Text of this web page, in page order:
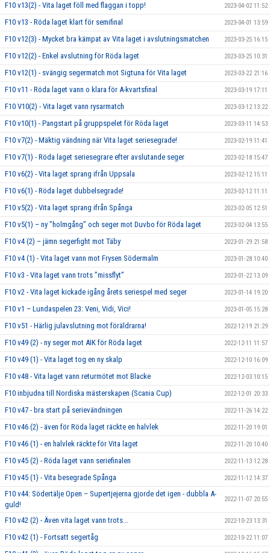
F10 v13(2) - Vita laget föll med flaggan i topp! 2023-04-02 11:52
F10 v13 - Röda laget klart för semifinal 2023-04-01 13:59
F10 v12(3) - Mycket bra kämpat av Vita laget i avslutningsmatchen 2023-03-25 16:15
F10 v12(2) - Enkel avslutning för Röda laget 2023-03-25 10:31
F10 v12(1) - svängig segermatch mot Sigtuna för Vita laget 2023-03-22 21:16
F10 v11 - Röda laget vann o klara för A-kvartsfinal 2023-03-19 17:11
F10 V10(2) - Vita laget vann rysarmatch 2023-03-12 13:22
F10 v10(1) - Pangstart på gruppspelet för Röda laget 2023-03-11 14:53
F10 v7(2) - Mäktig vändning när Vita laget seriesegrade! 2023-02-19 11:41
F10 v7(1) - Röda laget seriesegrare efter avslutande seger 2023-02-18 15:47
F10 v6(2) - Vita laget sprang ifrån Uppsala 2023-02-12 15:11
F10 v6(1) - Röda laget dubbelsegrade! 2023-02-12 11:11
F10 v5(2) - Vita laget sprang ifrån Spånga 2023-02-05 12:51
F10 v5(1) – ny ”holmgång” och seger mot Duvbo för Röda laget 2023-02-04 13:55
F10 v4 (2) – jämn segerfight mot Täby 2023-01-29 21:58
F10 v4 (1) - Vita laget vann mot Frysen Södermalm 2023-01-28 10:40
F10 v3 - Vita laget vann trots ”missflyt” 2023-01-22 13:09
F10 v2 - Vita laget kickade igång årets seriespel med seger 2023-01-14 19:20
F10 v1 – Lundaspelen 23: Veni, Vidi, Vici! 2023-01-05 15:28
F10 v51 - Härlig julavslutning mot föräldrarna! 2022-12-19 21:29
F10 v49 (2) - ny seger mot AIK för Röda laget 2022-12-11 11:57
F10 v49 (1) - Vita laget tog en ny skalp 2022-12-10 16:09
F10 v48 - Vita laget vann returmötet mot Blacke 2022-12-03 10:15
F10 inbjudna till Nordiska mästerskapen (Scania Cup) 2022-12-01 20:33
F10 v47 - bra start på serievändningen 2022-11-26 14:22
F10 v46 (2) - även för Röda laget räckte en halvlek 2022-11-20 19:01
F10 v46 (1) - en halvlek räckte för Vita laget 2022-11-20 10:40
F10 v45 (2) - Röda laget vann seriefinalen 2022-11-13 12:28
F10 v45 (1) - Vita besegrade Spånga 2022-11-12 14:37
F10 v44: Södertälje Open – Supertjejerna gjorde det igen - dubbla A-
guld!
2022-11-07 20:55
F10 v42 (2) - Även vita laget vann trots... 2022-10-23 13:31
F10 v42 (1) - Fortsatt segertåg 2022-10-22 11:07